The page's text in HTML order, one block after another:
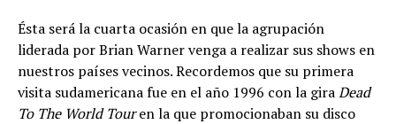
Ésta será la cuarta ocasión en que la agrupación
liderada por Brian Warner venga a realizar sus shows en
nuestros países vecinos. Recordemos que su primera
visita sudamericana fue en el año 1996 con la giraDead
To The World Touren la que promocionaban su disco